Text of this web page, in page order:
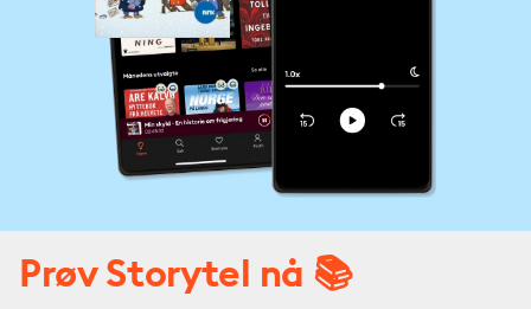
Prøv Storytel nå 📚